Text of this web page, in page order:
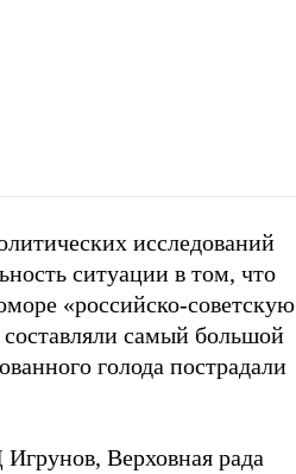
исследований
ситуации в том, что
«российско-советскую
самый большой
голода пострадали
Верховная рада